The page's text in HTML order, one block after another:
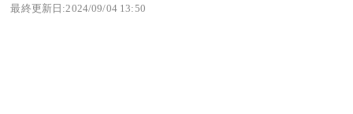
最終更新日:2024/09/04 13:50